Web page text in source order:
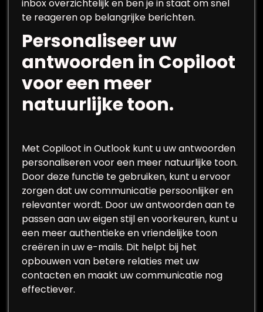
inbox overzichtelijk en ben je in staat om snel
te reageren op belangrijke berichten.
Personaliseer uw
antwoorden in Copiloot
voor een meer
natuurlijke toon.
Met Copiloot in Outlook kunt u uw antwoorden
personaliseren voor een meer natuurlijke toon.
Door deze functie te gebruiken, kunt u ervoor
zorgen dat uw communicatie persoonlijker en
relevanter wordt. Door uw antwoorden aan te
passen aan uw eigen stijl en voorkeuren, kunt u
een meer authentieke en vriendelijke toon
creëren in uw e-mails. Dit helpt bij het
opbouwen van betere relaties met uw
contacten en maakt uw communicatie nog
effectiever.